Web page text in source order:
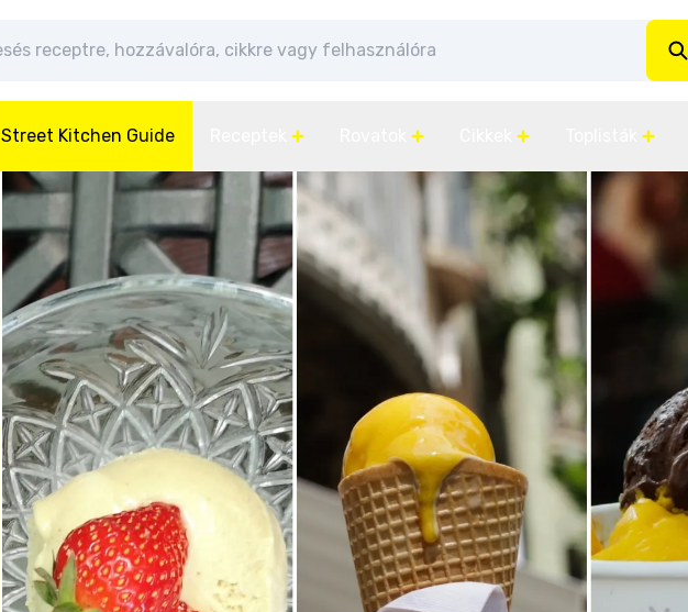
Street Kitchen Guide